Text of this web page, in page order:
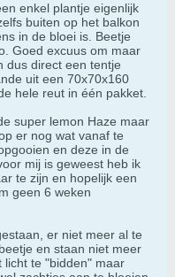
enkel plantje eigenlijk
buiten op het balkon
in de bloei is. Beetje
Goed excuus om maar
dus direct een tentje
uit een 70x70x160
hele reut in één pakket.
super lemon Haze maar
er nog wat vanaf te
en deze in de
mij is geweest heb ik
te zijn en hopelijk een
geen 6 weken
er niet meer al te
en staan niet meer
licht te "bidden" maar